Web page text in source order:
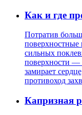
Как и где
Потратив
поверхностные
сильных
поверхности —
замирает
противоход
Капризная